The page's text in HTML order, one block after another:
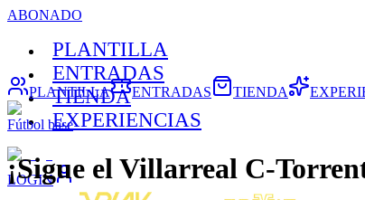
ABONADO
PLANTILLA
ENTRADAS
TIENDA
EXPERIENCIAS
LOGIN
PLANTILLA ENTRADAS TIENDA
Fútbol base
¡Sigue el Villarreal C-